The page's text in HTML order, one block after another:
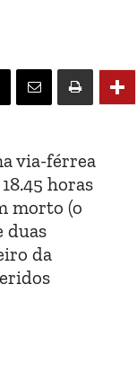
via-férrea
horas
morto (o
duas
da